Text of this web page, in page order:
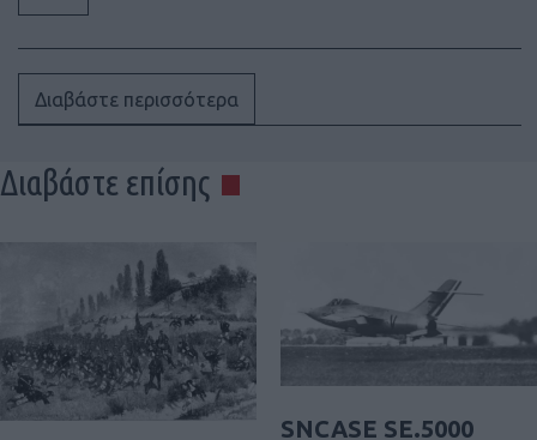
Διαβάστε περισσότερα
Διαβάστε επίσης
SNCASE SE.5000